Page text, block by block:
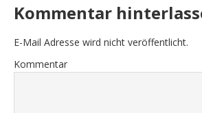
Kommentar
E-Mail Adresse wird nicht veröffentlicht.
Kommentar